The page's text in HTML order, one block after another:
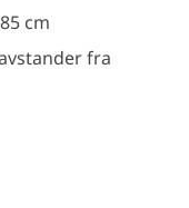
cm
fra